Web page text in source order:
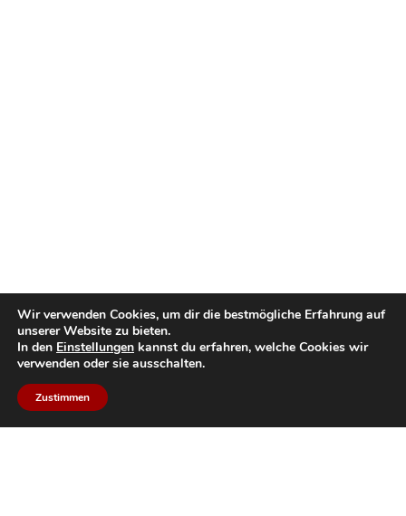
Wir verwenden Cookies, um dir die bestmögliche Erfahrung auf
unserer Website zu bieten.
In den Einstellungen kannst du erfahren, welche Cookies wir
verwenden oder sie ausschalten.
Zustimmen